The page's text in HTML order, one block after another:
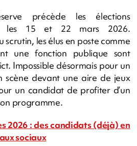
précède les élections
les 15 et 22 mars 2026.
scrutin, les élus en poste comme
une fonction publique sont
Impossible désormais pour un
scène devant une aire de jeux
un candidat de profiter d’un
programme.
2026 : des candidats (déjà) en
sociaux